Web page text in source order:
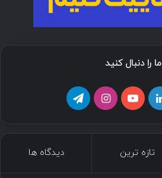
ما را دنبال کنید
تازه ترین دیدگاه ها